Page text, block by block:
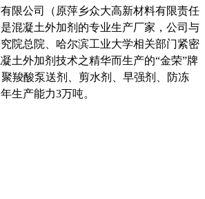
限公司（原萍乡众大高新材料有限责任
混凝土外加剂的专业生产厂家，公司与
院总院、哈尔滨工业大学相关部门紧密
土外加剂技术之精华而生产的“金荣”牌
羧酸泵送剂、剪水剂、早强剂、防冻
生产能力3万吨。